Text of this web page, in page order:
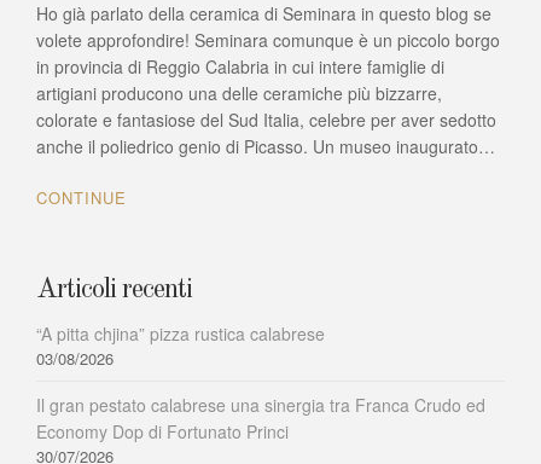
museo
dedicato
all’arte
ceramica
Calabria
che
Ho già parlato della ceramica di Seminara in questo blog se
volete approfondire! Seminara comunque è un piccolo borgo
in provincia di Reggio Calabria in cui intere famiglie di
artigiani producono una delle ceramiche più bizzarre,
colorate e fantasiose del Sud Italia, celebre per aver sedotto
anche il poliedrico genio di Picasso. Un museo inaugurato…
CONTINUE
Articoli recenti
“A pitta chjina” pizza rustica calabrese
03/08/2026
Il gran pestato calabrese una sinergia tra Franca Crudo ed
Economy Dop di Fortunato Princi
30/07/2026